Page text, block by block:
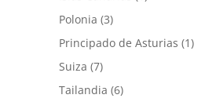
Polonia (3)
Principado de Asturias (1)
Suiza (7)
Tailandia (6)